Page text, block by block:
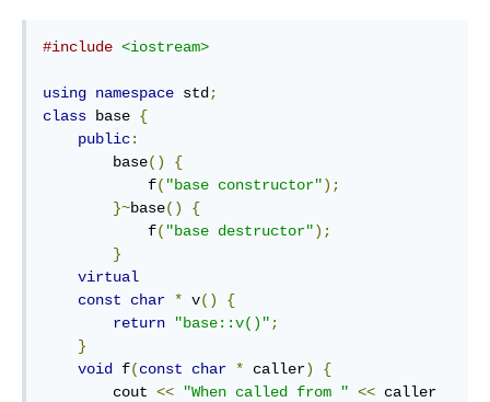
#include <iostream>
using namespace std ;
class base {
public:
        base
()
{
            f
( "base constructor");
}~base()
{
            f
( "base destructor");
}
virtual
const
char * v()
{
return
"base::v()" ;
}
void
f(const char * caller)
{
        cout
<< "When called from " <<